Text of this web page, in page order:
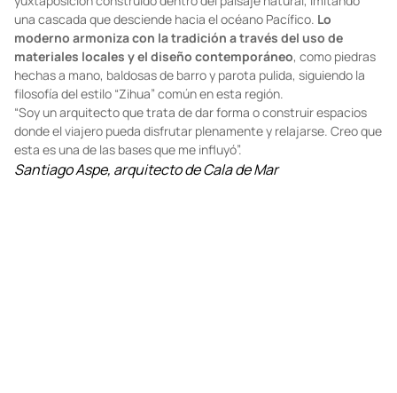
referencia al
color blanco de los acantilados y arenas de esta
región ideal para los viajeros que prefieren destinos tranquilos
rodeados de naturaleza. Este es el lugar donde se concibió Cala
de Mar Resort & Spa. El diseño es una interacción de escalas y
yuxtaposición construido dentro del paisaje natural, imitando
una cascada que desciende hacia el océano Pacífico.
moderno armoniza con la tradición a través del uso de
materiales locales y el diseño contemporáneo , como piedras
hechas a mano, baldosas de barro y parota pulida, siguiendo la
filosofía del estilo “Zihua” común en esta región.